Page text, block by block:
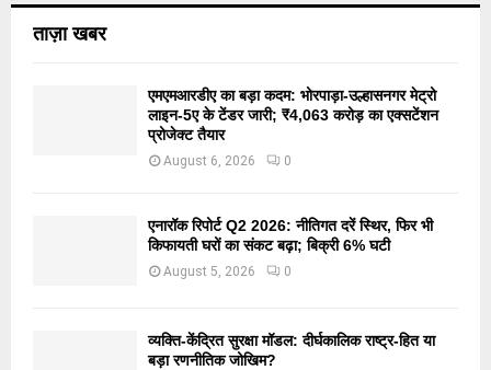
ताज़ा खबर
एमएमआरडीए का बड़ा कदम: भोरपाड़ा-उल्हासनगर मेट्रो
लाइन-5ए के टेंडर जारी; ₹4,063 करोड़ का एक्सटेंशन
प्रोजेक्ट तैयार
August 6, 2026 0
एनारॉक रिपोर्ट Q2 2026: नीतिगत दरें स्थिर, फिर भी
किफायती घरों का संकट बढ़ा; बिक्री 6% घटी
August 5, 2026 0
व्यक्ति-केंद्रित सुरक्षा मॉडल: दीर्घकालिक राष्ट्र-हित या
बड़ा रणनीतिक जोखिम?